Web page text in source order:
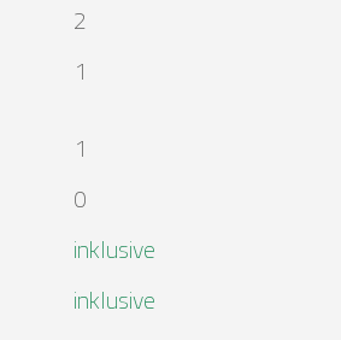
2
1
1
0
inklusive
inklusive